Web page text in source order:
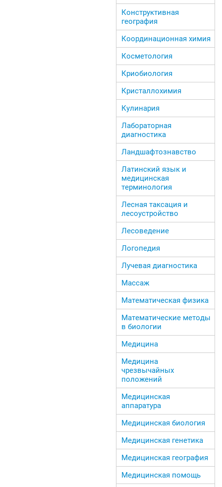
Конструктивная
география
Координационная химия
Косметология
Криобиология
Кристаллохимия
Кулинария
Лабораторная
диагностика
Ландшафтознавство
Латинский язык и
медицинская
терминология
Лесная таксация и
лесоустройство
Лесоведение
Логопедия
Лучевая диагностика
Массаж
Математическая физика
Математические методы
в биологии
Медицина
Медицина
чрезвычайных
положений
Медицинская
аппаратура
Медицинская биология
Медицинская генетика
Медицинская география
Медицинская помощь